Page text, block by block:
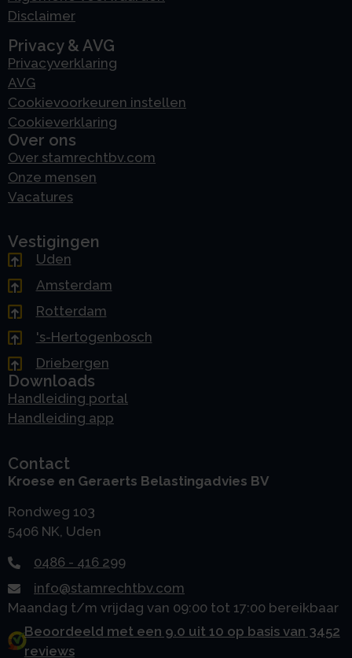
Disclaimer
Privacy & AVG
Privacyverklaring
AVG
Cookievoorkeuren instellen
Cookieverklaring
Over ons
Over stamrechtbv.com
Onze mensen
Vacatures
Vestigingen
Uden
Amsterdam
Rotterdam
's-Hertogenbosch
Driebergen
Downloads
Handleiding portal
Handleiding app
Contact
Kroese en Geraerts Belastingadvies BV
Rondweg 103
5406 NK, Uden
0486 - 416 299
info@stamrechtbv.com
Maandag t/m vrijdag van 09:00 tot 17:00 bereikbaar
Beoordeeld met een 9.0 uit 10 op basis van 3452
reviews